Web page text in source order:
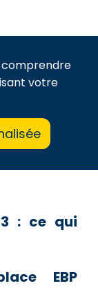
comprendre
votre
: ce qui
EBP